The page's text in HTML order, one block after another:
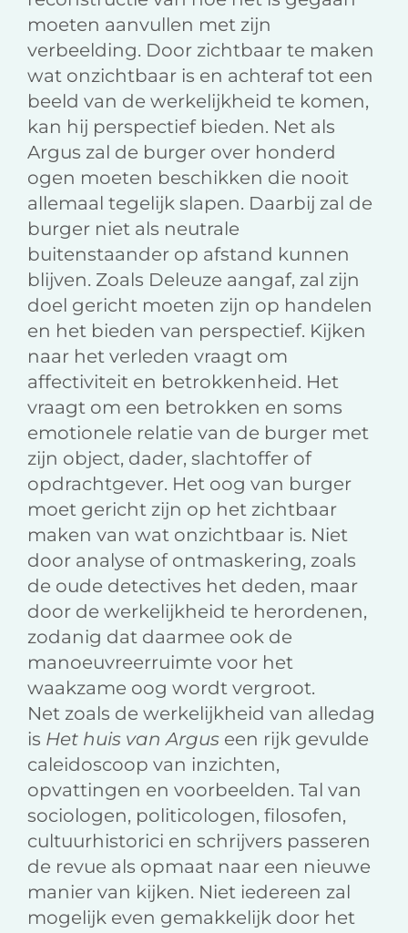
moeten aanvullen met zijn
verbeelding. Door zichtbaar te maken
wat onzichtbaar is en achteraf tot een
beeld van de werkelijkheid te komen,
kan hij perspectief bieden. Net als
Argus zal de burger over honderd
ogen moeten beschikken die nooit
allemaal tegelijk slapen. Daarbij zal de
burger niet als neutrale
buitenstaander op afstand kunnen
blijven. Zoals Deleuze aangaf, zal zijn
doel gericht moeten zijn op handelen
en het bieden van perspectief. Kijken
naar het verleden vraagt om
affectiviteit en betrokkenheid. Het
vraagt om een betrokken en soms
emotionele relatie van de burger met
zijn object, dader, slachtoffer of
opdrachtgever. Het oog van burger
moet gericht zijn op het zichtbaar
maken van wat onzichtbaar is. Niet
door analyse of ontmaskering, zoals
de oude detectives het deden, maar
door de werkelijkheid te herordenen,
zodanig dat daarmee ook de
manoeuvreerruimte voor het
waakzame oog wordt vergroot.
Net zoals de werkelijkheid van alledag
is Het huis van Argus een rijk gevulde
caleidoscoop van inzichten,
opvattingen en voorbeelden. Tal van
sociologen, politicologen, filosofen,
cultuurhistorici en schrijvers passeren
de revue als opmaat naar een nieuwe
manier van kijken. Niet iedereen zal
mogelijk even gemakkelijk door het